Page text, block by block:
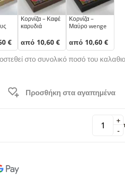
€
Κορνίζα – Καφέ
καρυδιά
από 10,60 €
Κορνίζα –
Μαύρο wenge
από 10,60 €
στο συνολικό ποσό του
Προσθήκη στα αγαπημένα
-
+